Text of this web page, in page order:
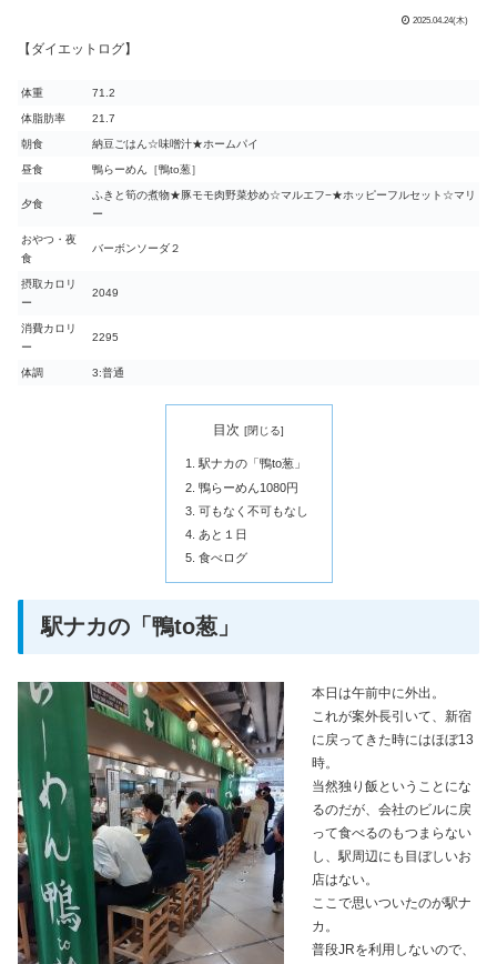
2025.04.24(木)
【ダイエットログ】
体重 71.2
体脂肪率 21.7
朝食 納豆ごはん☆味噌汁★ホームパイ
昼食 鴨らーめん［鴨to葱］
夕食
ふきと筍の煮物★豚モモ肉野菜炒め☆マルエフ−★ホッピーフルセット☆マリ
ー
おやつ・夜
食
バーボンソーダ２
摂取カロリ
ー
2049
消費カロリ
ー
2295
体調 3:普通
目次
駅ナカの「鴨to葱」
鴨らーめん1080円
可もなく不可もなし
あと１日
食べログ
駅ナカの「鴨to葱」
本日は午前中に外出。
これが案外長引いて、新宿
に戻ってきた時にはほぼ13
時。
当然独り飯ということにな
るのだが、会社のビルに戻
って食べるのもつまらない
し、駅周辺にも目ぼしいお
店はない。
ここで思いついたのが駅ナ
カ。
普段JRを利用しないので、